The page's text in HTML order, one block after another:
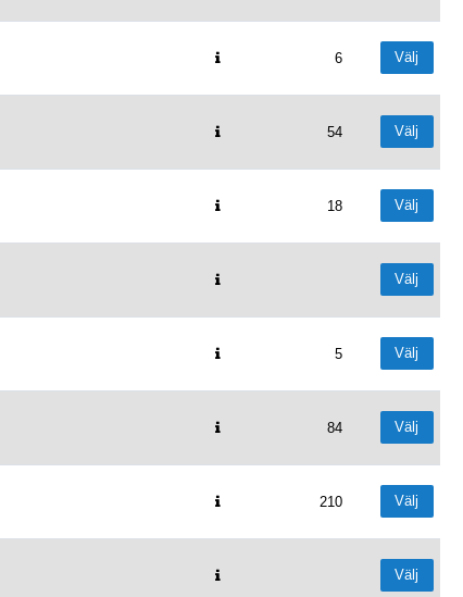
6 Välj
54 Välj
18 Välj
Välj
5 Välj
84 Välj
210 Välj
Välj